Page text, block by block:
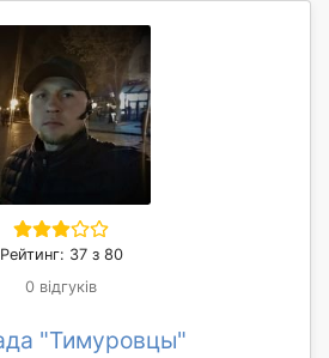
Рейтинг: 37 з 80
0 відгуків
"Тимуровцы"